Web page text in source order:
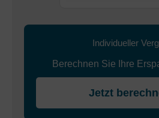
Individueller
Berechnen Sie Ihre
Jetzt